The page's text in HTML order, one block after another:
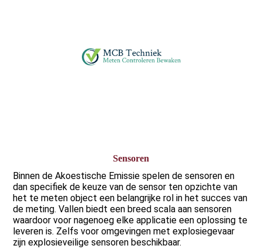
Sensoren
Binnen de Akoestische Emissie spelen de sensoren en
dan specifiek de keuze van de sensor ten opzichte van
het te meten object een belangrijke rol in het succes van
de meting. Vallen biedt een breed scala aan sensoren
waardoor voor nagenoeg elke applicatie een oplossing te
leveren is. Zelfs voor omgevingen met explosiegevaar
zijn explosieveilige sensoren beschikbaar.